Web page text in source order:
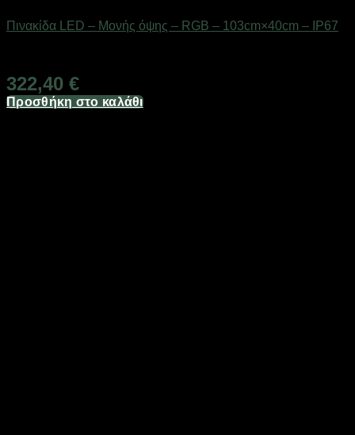
Πινακίδα LED – Μονής όψης – RGB – 103cm×40cm – IP67
322,40 €
Προσθήκη στο καλάθι